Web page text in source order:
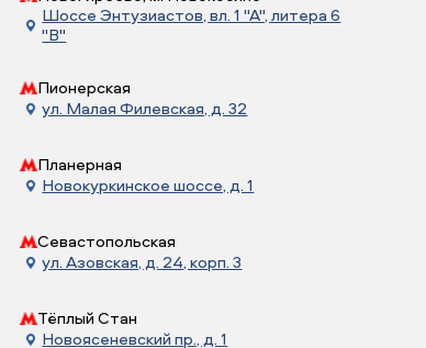
Шоссе Энтузиастов, вл. 1 "А", литера 6
"В"
Пионерская
ул. Малая Филевская, д. 32
Планерная
Новокуркинское шоссе, д. 1
Севастопольская
ул. Азовская, д. 24, корп. 3
Тёплый Стан
Новоясеневский пр., д. 1